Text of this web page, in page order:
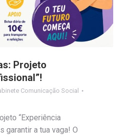
Projeto
Comunicação Social
“Experiência
garantir a tua vaga! O